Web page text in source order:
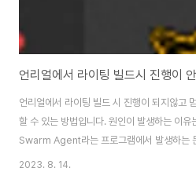
언리얼에서 라이팅 빌드시 진행이
언리얼에서 라이팅 빌드 시 진행이 되지않고
할 수 있는 방법입니다. 원인이 발생하는 이유
Swarm Agent라는 프로그램에서 발생하는
과정에서 발생되는 문제가 있을 수 있습니다.
2023. 8. 14.